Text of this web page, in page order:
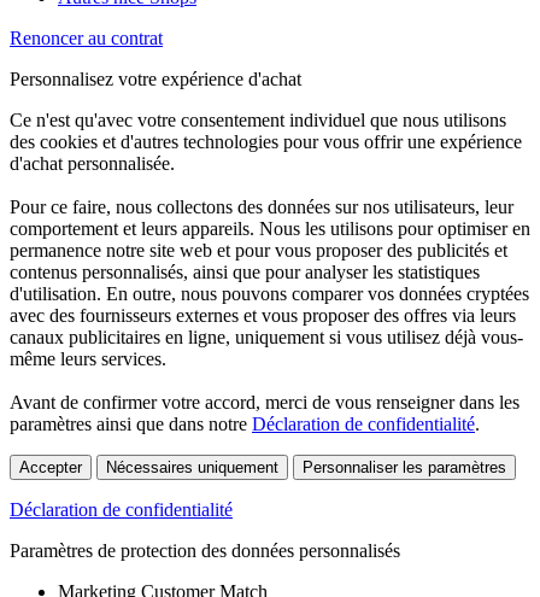
Renoncer au contrat
Personnalisez votre expérience d'achat
Ce n'est qu'avec votre consentement individuel que nous utilisons
des cookies et d'autres technologies pour vous offrir une expérience
d'achat personnalisée.
Pour ce faire, nous collectons des données sur nos utilisateurs, leur
comportement et leurs appareils. Nous les utilisons pour optimiser en
permanence notre site web et pour vous proposer des publicités et
contenus personnalisés, ainsi que pour analyser les statistiques
d'utilisation. En outre, nous pouvons comparer vos données cryptées
avec des fournisseurs externes et vous proposer des offres via leurs
canaux publicitaires en ligne, uniquement si vous utilisez déjà vous-
même leurs services.
Avant de confirmer votre accord, merci de vous renseigner dans les
paramètres ainsi que dans notre Déclaration de confidentialité.
Accepter Nécessaires uniquement Personnaliser les paramètres
Déclaration de confidentialité
Paramètres de protection des données personnalisés
Marketing Customer Match